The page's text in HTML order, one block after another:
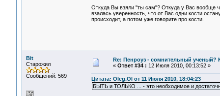
Откуда Вы взяли "ты сам"? Откуда у Вас вообще
взалась уверенность, что от Вас одни кости
происходит, а потом уже говорите про кости.
Bit
Старожил
Сообщений: 569
Re: Пенроуз - сомнительный ученый?
« Ответ #34 : 12 Июля 2010, 00:13:52 »
Цитата: Oleg.Ol от 11 Июля 2010, 18:04:23
БЫТЬ и ТОЛЬКО ... - это необходимое и